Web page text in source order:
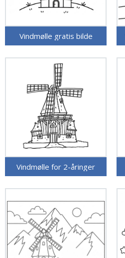
Vindmølle gratis bilde
Vindmølle for 2-åringer